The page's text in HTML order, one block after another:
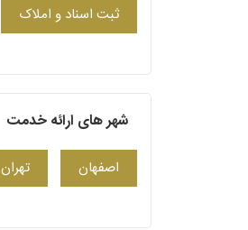
ثبت اسناد و املاک
شهر های ارائه خدمت
اصفهان تهران